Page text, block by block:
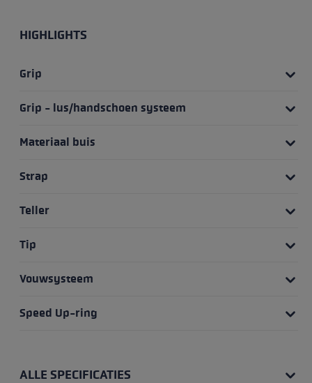
HIGHLIGHTS
Grip
Grip - lus/handschoen systeem
Materiaal buis
Strap
Teller
Tip
Vouwsysteem
Speed Up-ring
ALLE SPECIFICATIES